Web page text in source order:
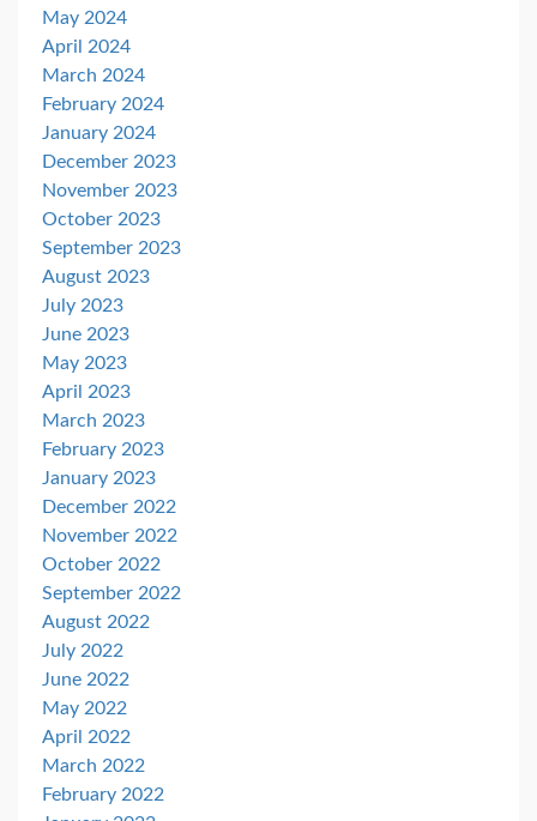
May 2024
April 2024
March 2024
February 2024
January 2024
December 2023
November 2023
October 2023
September 2023
August 2023
July 2023
June 2023
May 2023
April 2023
March 2023
February 2023
January 2023
December 2022
November 2022
October 2022
September 2022
August 2022
July 2022
June 2022
May 2022
April 2022
March 2022
February 2022